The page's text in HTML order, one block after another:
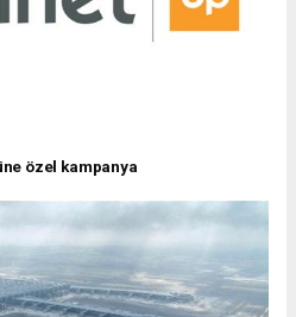
özel kampanya